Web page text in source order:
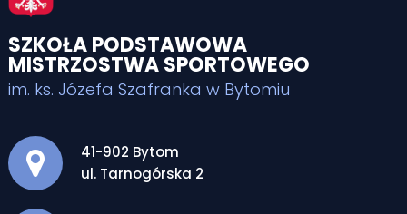
SZKOŁA PODSTAWOWA
MISTRZOSTWA SPORTOWEGO
im. ks. Józefa Szafranka w Bytomiu
Adres pocztowy:
41-902 Bytom
ul. Tarnogórska 2